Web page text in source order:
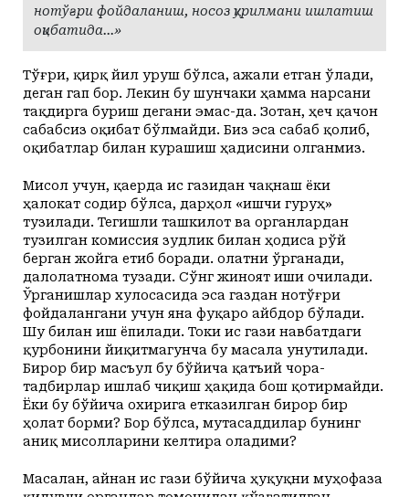
нотўғри фойдаланиш, носоз қурилмани ишлатиш
оқибатида...»
Тўғри, қирқ йил уруш бўлса, ажали етган ўлади,
деган гап бор. Лекин бу шунчаки ҳамма нарсани
тақдирга буриш дегани эмас-да. Зотан, ҳеч қачон
сабабсиз оқибат бўлмайди. Биз эса сабаб қолиб,
оқибатлар билан курашиш ҳадисини олганмиз.
Мисол учун, қаерда ис газидан чақнаш ёки
ҳалокат содир бўлса, дарҳол «ишчи гуруҳ»
тузилади. Тегишли ташкилот ва органлардан
тузилган комиссия зудлик билан ҳодиса рўй
берган жойга етиб боради. Ҳолатни ўрганади,
далолатнома тузади. Сўнг жиноят иши очилади.
Ўрганишлар хулосасида эса газдан нотўғри
фойдалангани учун яна фуқаро айбдор бўлади.
Шу билан иш ёпилади. Токи ис гази навбатдаги
қурбонини йиқитмагунча бу масала унутилади.
Бирор бир масъул бу бўйича қатъий чора-
тадбирлар ишлаб чиқиш ҳақида бош қотирмайди.
Ёки бу бўйича охирига етказилган бирор бир
ҳолат борми? Бор бўлса, мутасаддилар бунинг
аниқ мисолларини келтира оладими?
Масалан, айнан ис гази бўйича ҳуқуқни муҳофаза